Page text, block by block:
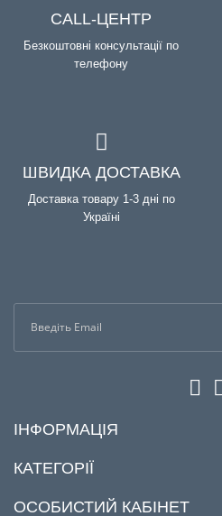
CALL-ЦЕНТР
Безкоштовні консультації по
телефону
ШВИДКА ДОСТАВКА
Доставка товару 1-3 дні по
Україні
ІНФОРМАЦІЯ
КАТЕГОРІЇ
ОСОБИСТИЙ КАБІНЕТ